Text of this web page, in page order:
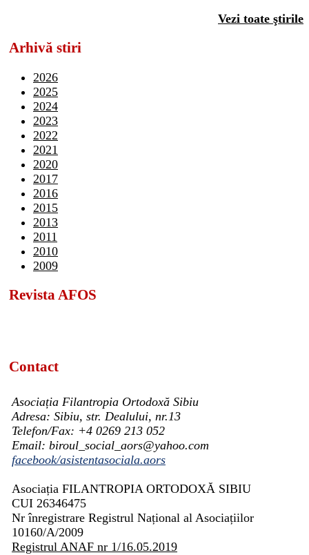
Vezi toate ştirile
Arhivă stiri
2026
2025
2024
2023
2022
2021
2020
2017
2016
2015
2013
2011
2010
2009
Revista AFOS
Contact
Asociația Filantropia Ortodoxă Sibiu
Adresa: Sibiu, str. Dealului, nr.13
Telefon/Fax: +4 0269 213 052
Email: biroul_social_aors@yahoo.com
facebook/asistentasociala.aors
Asociația FILANTROPIA ORTODOXĂ SIBIU
CUI 26346475
Nr înregistrare Registrul Național al Asociațiilor
10160/A/2009
Registrul ANAF nr 1/16.05.2019